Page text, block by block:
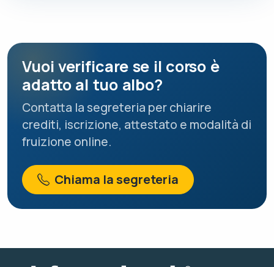
Vuoi verificare se il corso è
adatto al tuo albo?
Contatta la segreteria per chiarire
crediti, iscrizione, attestato e modalità di
fruizione online.
Chiama la segreteria